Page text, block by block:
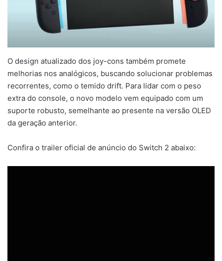
O design atualizado dos joy-cons também promete
melhorias nos analógicos, buscando solucionar problemas
recorrentes, como o temido drift. Para lidar com o peso
extra do console, o novo modelo vem equipado com um
suporte robusto, semelhante ao presente na versão OLED
da geração anterior.
Confira o trailer oficial de anúncio do Switch 2 abaixo: